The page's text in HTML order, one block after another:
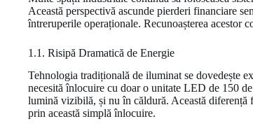
Această perspectivă ascunde pierderi financiare
întreruperile operaționale. Recunoașterea acestor
1.1. Risipă Dramatică de Energie
Tehnologia tradițională de iluminat se dovedește
necesită înlocuire cu doar o unitate LED de 150
lumină vizibilă, și nu în căldură. Această diferență
prin această simplă înlocuire.